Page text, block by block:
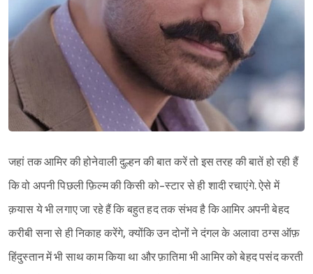
जहां तक आमिर की होनेवाली दुल्हन की बात करें तो इस तरह की बातें हो रही हैं
कि वो अपनी पिछली फ़िल्म की किसी को-स्टार से ही शादी रचाएंगे. ऐसे में
क़यास ये भी लगाए जा रहे हैं कि बहुत हद तक संभव है कि आमिर अपनी बेहद
करीबी सना से ही निकाह करेंगे, क्योंकि उन दोनों ने दंगल के अलावा ठग्स ऑफ़
हिंदुस्तान में भी साथ काम किया था और फ़ातिमा भी आमिर को बेहद पसंद करती